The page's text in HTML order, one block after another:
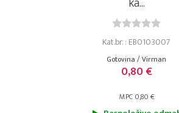
Kat.br. : EB0103007
Gotovina / Virman
0,80 €
MPC 0,80 €